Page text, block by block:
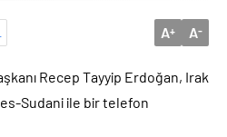
A+ A-
Recep Tayyip Erdoğan, Irak
es-Sudani ile bir telefon